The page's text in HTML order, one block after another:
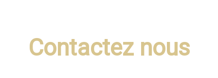
Contactez nous